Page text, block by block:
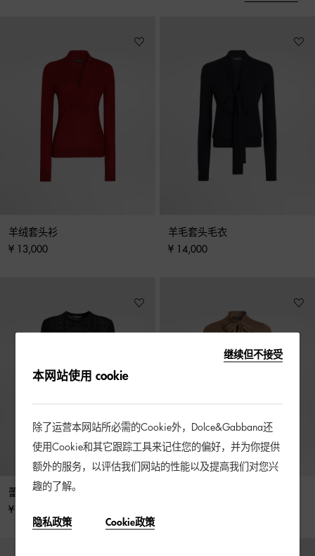
羊绒套头衫
¥ 13,000
羊毛套头毛衣
¥ 14,000
蕾丝套头衫
¥ 16,500
继续但不接受
本网站使用 cookie
除了运营本网站所必需的Cookie外，Dolce&Gabbana还
使用Cookie和其它跟踪工具来记住您的偏好，并为你提供
额外的服务，以评估我们网站的性能以及提高我们对您兴
趣的了解。
隐私政策 Cookie政策